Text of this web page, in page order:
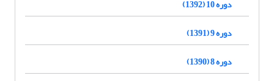
دوره 10 (1392)
دوره 9 (1391)
دوره 8 (1390)